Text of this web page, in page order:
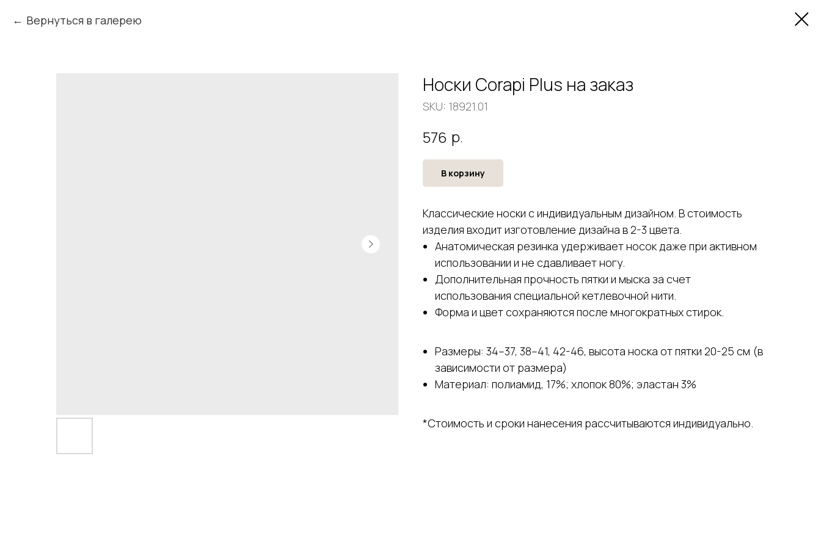
Вернуться в галерею
Носки Corapi Plus на заказ
SKU: 18921.01
576 р.
В корзину
Классические носки с индивидуальным дизайном. В стоимость
изделия входит изготовление дизайна в 2-3 цвета.
Анатомическая резинка удерживает носок даже при активном
использовании и не сдавливает ногу.
Дополнительная прочность пятки и мыска за счет
использования специальной кетлевочной нити.
Форма и цвет сохраняются после многократных стирок.
Размеры: 34–37, 38–41, 42-46, высота носка от пятки 20-25 см (в
зависимости от размера)
Материал: полиамид, 17%; хлопок 80%; эластан 3%
*Стоимость и сроки нанесения рассчитываются индивидуально.